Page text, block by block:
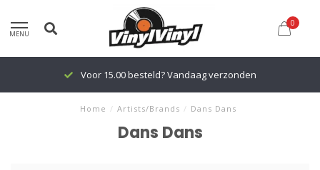
MENU
0
Voor 15.00 besteld? Vandaag verzonden
Home / Artists/Brands / Dans Dans
Dans Dans